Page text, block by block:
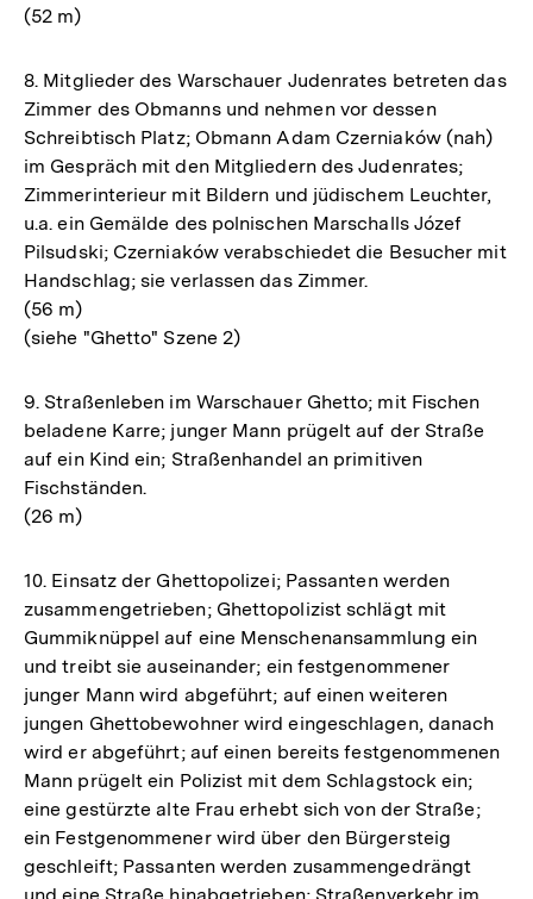
(52 m)
8. Mitglieder des Warschauer Judenrates betreten das
Zimmer des Obmanns und nehmen vor dessen
Schreibtisch Platz; Obmann Adam Czerniaków (nah)
im Gespräch mit den Mitgliedern des Judenrates;
Zimmerinterieur mit Bildern und jüdischem Leuchter,
u.a. ein Gemälde des polnischen Marschalls Józef
Pilsudski; Czerniaków verabschiedet die Besucher mit
Handschlag; sie verlassen das Zimmer.
(56 m)
(siehe "Ghetto" Szene 2)
9. Straßenleben im Warschauer Ghetto; mit Fischen
beladene Karre; junger Mann prügelt auf der Straße
auf ein Kind ein; Straßenhandel an primitiven
Fischständen.
(26 m)
10. Einsatz der Ghettopolizei; Passanten werden
zusammengetrieben; Ghettopolizist schlägt mit
Gummiknüppel auf eine Menschenansammlung ein
und treibt sie auseinander; ein festgenommener
junger Mann wird abgeführt; auf einen weiteren
jungen Ghettobewohner wird eingeschlagen, danach
wird er abgeführt; auf einen bereits festgenommenen
Mann prügelt ein Polizist mit dem Schlagstock ein;
eine gestürzte alte Frau erhebt sich von der Straße;
ein Festgenommener wird über den Bürgersteig
geschleift; Passanten werden zusammengedrängt